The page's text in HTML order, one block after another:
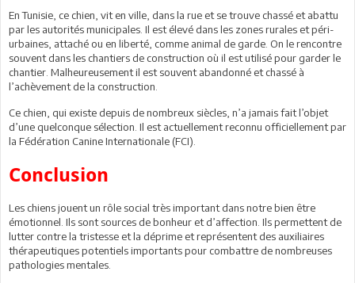
En Tunisie, ce chien, vit en ville, dans la rue et se trouve chassé et abattu
par les autorités municipales. Il est élevé dans les zones rurales et péri-
urbaines, attaché ou en liberté, comme animal de garde. On le rencontre
souvent dans les chantiers de construction où il est utilisé pour garder le
chantier. Malheureusement il est souvent abandonné et chassé à
l’achèvement de la construction.
Ce chien, qui existe depuis de nombreux siècles, n’a jamais fait l’objet
d’une quelconque sélection. Il est actuellement reconnu officiellement par
la Fédération Canine Internationale (FCI).
Conclusion
Les chiens jouent un rôle social très important dans notre bien être
émotionnel. Ils sont sources de bonheur et d’affection. Ils permettent de
lutter contre la tristesse et la déprime et représentent des auxiliaires
thérapeutiques potentiels importants pour combattre de nombreuses
pathologies mentales.